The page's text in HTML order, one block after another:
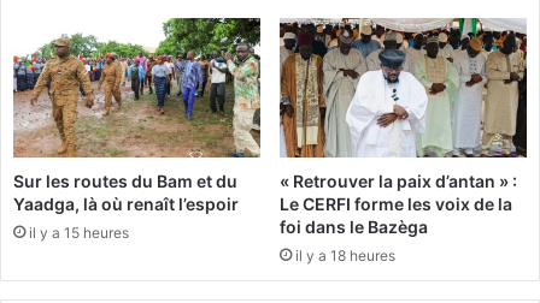
o
y
e
n
j
e
c
t
u
r
s
Sur les routes du Bam et du
Yaadga, là où renaît l’espoir
il y a 15 heures
« Retrouver la paix d’antan » :
Le CERFI forme les voix de la
foi dans le Bazèga
il y a 18 heures